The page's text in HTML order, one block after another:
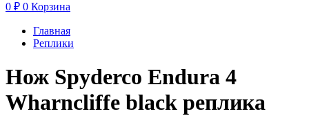
0 ₽ 0 Корзина
Главная
Реплики
Нож Spyderco Endura 4
Wharncliffe black реплика